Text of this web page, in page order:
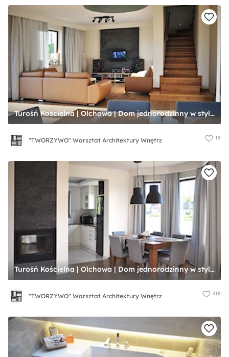
Turośń Kościelna | Olchowa | Dom jednorodzinny w stylu nowoczesnym - Średni żółty salon z jadalnią, styl tradycyjny - zdjęcie od "TWORZYWO" Warsztat Architektury Wnętrz
"TWORZYWO" Warsztat Architektury Wnętrz 19
Turośń Kościelna | Olchowa | Dom jednorodzinny w stylu nowoczesnym - Mały biały salon z kuchnią z jadalnią, styl tradycyjny - zdjęcie od "TWORZYWO" Warsztat Architektury Wnętrz
"TWORZYWO" Warsztat Architektury Wnętrz 318